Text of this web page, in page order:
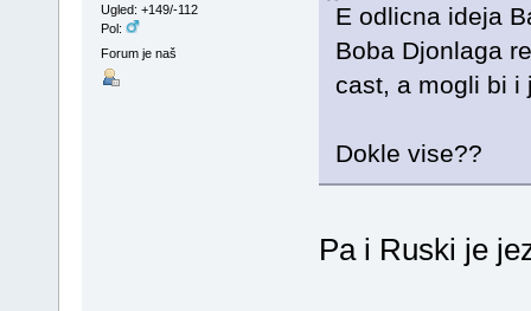
Ugled: +149/-112
Pol:
Forum je naš
E odlicna ideja
Boba Djonlaga
cast, a mogli bi i
Dokle vise??
Pa i Ruski je